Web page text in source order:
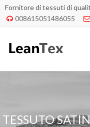
Fornitore di tessuti di
 008615051486055 
TESSUTO